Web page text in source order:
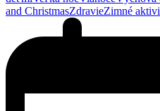
and ChristmasZdravieZimné